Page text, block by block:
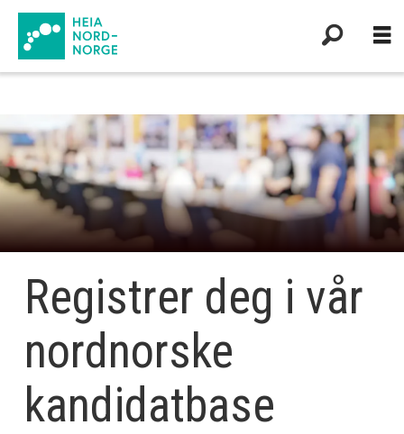
Nord-
Norge
|
På
jakt
etter
drømmejobben?
Registrer deg i vår
nordnorske
kandidatbase